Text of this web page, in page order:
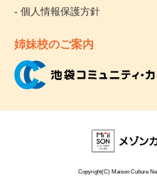
- 個人情報保護方針
姉妹校のご案内
Copyright(C) Maison Culture